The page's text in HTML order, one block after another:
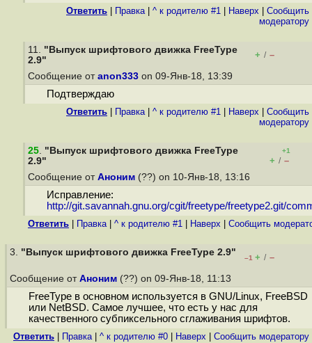
Ответить Правка| ^ к родителю #1 Наверх
Cообщить
модератору
11. "Выпуск шрифтового движка FreeType
2.9"
+ / –
Сообщение от anon333 on 09-Янв-18, 13:39
Подтверждаю
Ответить Правка| ^ к родителю #1 Наверх
Cообщить
модератору
25. "Выпуск шрифтового движка FreeType
2.9"
+1
+ / –
Сообщение от Аноним (??) on 10-Янв-18, 13:16
Исправление:
http://git.savannah.gnu.org/cgit/freetype/freetype2.git/
Ответить Правка| ^ к родителю #1 Наверх Cообщить
3. "Выпуск шрифтового движка FreeType 2.9"
–1 + / –
Сообщение от Аноним (??) on 09-Янв-18, 11:13
FreeType в основном используется в GNU/Linux, FreeBSD
или NetBSD. Самое лучшее, что есть у нас для
качественного субпиксельного сглаживания шрифтов.
Ответить Правка| ^ к родителю #0 Наверх Cообщить модератору